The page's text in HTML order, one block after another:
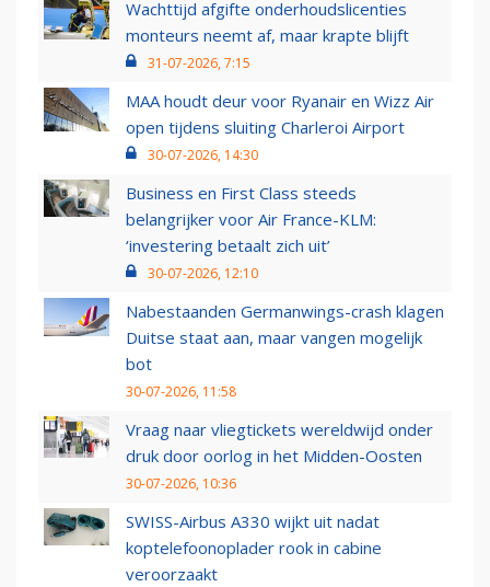
Wachttijd afgifte onderhoudslicenties
monteurs neemt af, maar krapte blijft
31-07-2026, 7:15
MAA houdt deur voor Ryanair en Wizz Air
open tijdens sluiting Charleroi Airport
30-07-2026, 14:30
Business en First Class steeds
belangrijker voor Air France-KLM:
‘investering betaalt zich uit’
30-07-2026, 12:10
Nabestaanden Germanwings-crash klagen
Duitse staat aan, maar vangen mogelijk
bot
30-07-2026, 11:58
Vraag naar vliegtickets wereldwijd onder
druk door oorlog in het Midden-Oosten
30-07-2026, 10:36
SWISS-Airbus A330 wijkt uit nadat
koptelefoonoplader rook in cabine
veroorzaakt